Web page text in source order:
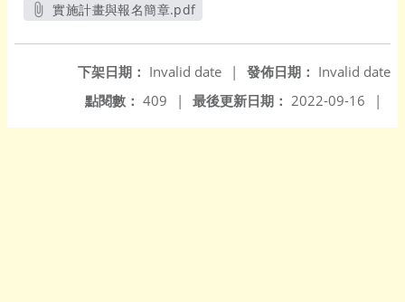
實施計畫與報名簡章.pdf
發佈日期： Invalid date
下架日期： Invalid date
|
最後更新日期： 2022-09-16 |
點閱數： 409 |